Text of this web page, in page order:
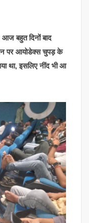
बहुत दिनों बाद
पर आयोडेक्स चुपड़ के
था, इसलिए नींद भी आ